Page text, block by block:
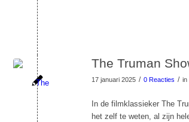
The Truman
17 januari 2025 / 0 Reacties / in
In de filmklassieker The
het zelf te weten, al zijn